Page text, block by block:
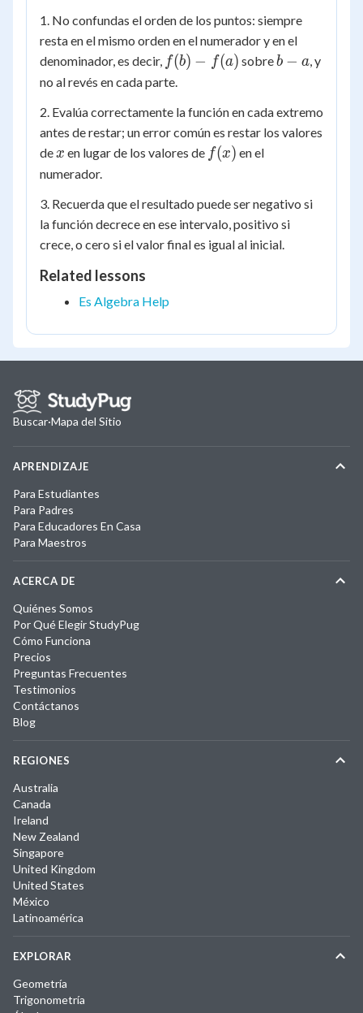
1. No confundas el orden de los puntos: siempre
resta en el mismo orden en el numerador y en el
denominador, es decir, f(b)
-
f(b) − f(a) sobreb
b − a , y
no al revés en cada parte.
2. Evalúa correctamente la función en cada extremo
antes de restar; un error común es restar los valores
de x
x en lugar de los valores de f(x)
f(x) en el
numerador.
3. Recuerda que el resultado puede ser negativo si
la función decrece en ese intervalo, positivo si
crece, o cero si el valor final es igual al inicial.
Related lessons
Es Algebra Help
Buscar·Mapa del Sitio
APRENDIZAJE
Para Estudiantes
Para Padres
Para Educadores En Casa
Para Maestros
ACERCA DE
Quiénes Somos
Por Qué Elegir StudyPug
Cómo Funciona
Precios
Preguntas Frecuentes
Testimonios
Contáctanos
Blog
REGIONES
Australia
Canada
Ireland
New Zealand
Singapore
United Kingdom
United States
México
Latinoamérica
EXPLORAR
Geometría
Trigonometría